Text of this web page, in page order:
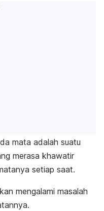
mata adalah suatu
merasa khawatir
setiap saat.
mengalami masalah